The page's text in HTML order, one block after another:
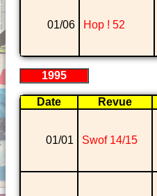
01/06 Hop ! 52
1995
Date Revue
01/01 Swof 14/15